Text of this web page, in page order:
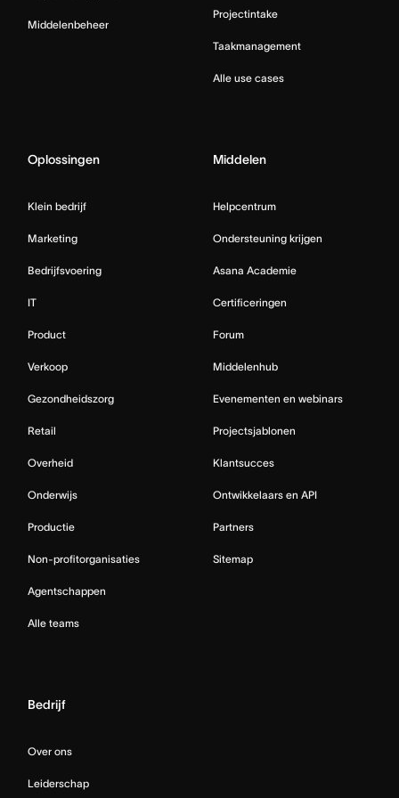
Middelenbeheer
Projectintake
Taakmanagement
Alle use cases
Oplossingen
Klein bedrijf
Marketing
Bedrijfsvoering
IT
Product
Verkoop
Gezondheidszorg
Retail
Overheid
Onderwijs
Productie
Non-profitorganisaties
Agentschappen
Alle teams
Middelen
Helpcentrum
Ondersteuning krijgen
Asana Academie
Certificeringen
Forum
Middelenhub
Evenementen en webinars
Projectsjablonen
Klantsucces
Ontwikkelaars en API
Partners
Sitemap
Bedrijf
Over ons
Leiderschap